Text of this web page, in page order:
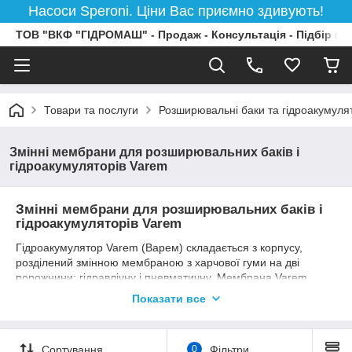
Насоси Speroni. Ціни Вас приємно здивують!
ТОВ "ВКФ "ГІДРОМАШ" - Продаж - Консультація - Підбір
Товари та послуги Розширювальні баки та
Змінні мембрани для розширювальних баків і
гідроакумуляторів Varem
Змінні мембрани для розширювальних баків і
гідроакумуляторів Varem
Гідроакумулятор Varem (Варем) складається з корпусу,
розділений змінною мембраною з харчової гуми на дві
порожнини: гідравлічну і пневматичну. Мембрана Varem
(Варем) для гідроакумулятора встановлюється у внутрішній
Показати все
Сортування 0 Фільтри